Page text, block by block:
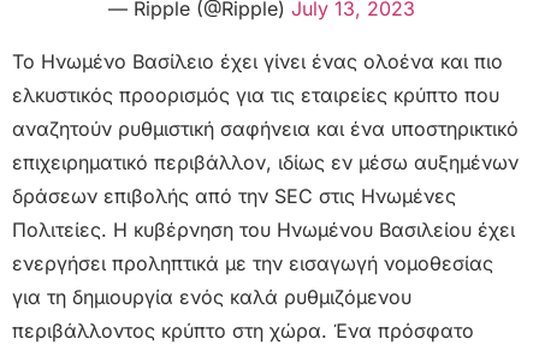
— Ripple (@Ripple) July 13, 2023
Το Ηνωμένο Βασίλειο έχει γίνει ένας ολοένα και πιο
ελκυστικός προορισμός για τις εταιρείες κρύπτο που
αναζητούν ρυθμιστική σαφήνεια και ένα υποστηρικτικό
επιχειρηματικό περιβάλλον, ιδίως εν μέσω αυξημένων
δράσεων επιβολής από την SEC στις Ηνωμένες
Πολιτείες. Η κυβέρνηση του Ηνωμένου Βασιλείου έχει
ενεργήσει προληπτικά με την εισαγωγή νομοθεσίας
για τη δημιουργία ενός καλά ρυθμιζόμενου
περιβάλλοντος κρύπτο στη χώρα. Ένα πρόσφατο